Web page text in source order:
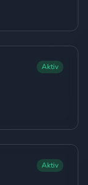
Aktiv
Aktiv